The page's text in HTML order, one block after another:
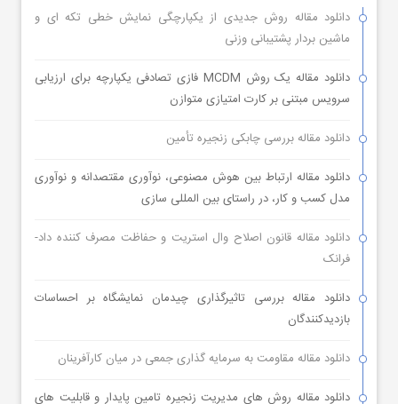
دانلود مقاله روش جدیدی از یکپارچگی نمایش خطی تکه ای و
ماشین بردار پشتیبانی وزنی
دانلود مقاله یک روش MCDM فازی تصادفی یکپارچه برای ارزیابی
سرویس مبتنی بر کارت امتیازی متوازن
دانلود مقاله بررسی چابکی زنجیره تأمین
دانلود مقاله ارتباط بین هوش مصنوعی، نوآوری مقتصدانه و نوآوری
مدل کسب و کار، در راستای بین المللی سازی
دانلود مقاله قانون اصلاح وال استریت و حفاظت مصرف کننده داد-
فرانک
دانلود مقاله بررسی تاثیرگذاری چیدمان نمایشگاه بر احساسات
بازدیدکنندگان
دانلود مقاله مقاومت به سرمایه گذاری جمعی در میان کارآفرینان
دانلود مقاله روش های مدیریت زنجیره تامین پایدار و قابلیت های